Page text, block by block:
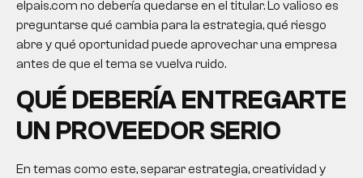
elpais.com no debería quedarse en el titular. Lo valioso es
preguntarse qué cambia para la estrategia, qué riesgo
abre y qué oportunidad puede aprovechar una empresa
antes de que el tema se vuelva ruido.
QUÉ DEBERÍA ENTREGARTE
UN PROVEEDOR SERIO
En temas como este, separar estrategia, creatividad y